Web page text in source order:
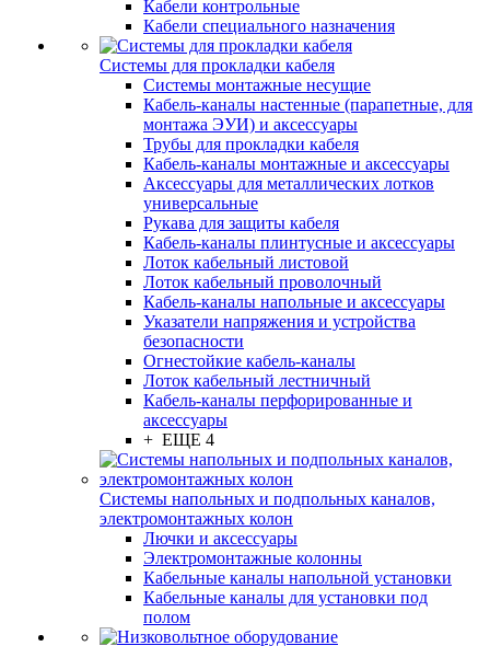
Кабели контрольные
Кабели специального назначения
Системы для прокладки кабеля
Системы монтажные несущие
Кабель-каналы настенные (парапетные, для
монтажа ЭУИ) и аксессуары
Трубы для прокладки кабеля
Кабель-каналы монтажные и аксессуары
Аксессуары для металлических лотков
универсальные
Рукава для защиты кабеля
Кабель-каналы плинтусные и аксессуары
Лоток кабельный листовой
Лоток кабельный проволочный
Кабель-каналы напольные и аксессуары
Указатели напряжения и устройства
безопасности
Огнестойкие кабель-каналы
Лоток кабельный лестничный
Кабель-каналы перфорированные и
аксессуары
+ ЕЩЕ 4
Системы напольных и подпольных каналов,
электромонтажных колон
Лючки и аксессуары
Электромонтажные колонны
Кабельные каналы напольной установки
Кабельные каналы для установки под
полом